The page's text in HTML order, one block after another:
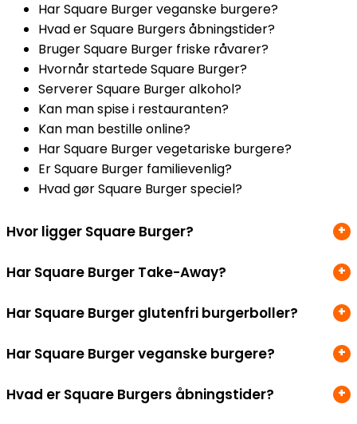
Har Square Burger veganske burgere?
Hvad er Square Burgers åbningstider?
Bruger Square Burger friske råvarer?
Hvornår startede Square Burger?
Serverer Square Burger alkohol?
Kan man spise i restauranten?
Kan man bestille online?
Har Square Burger vegetariske burgere?
Er Square Burger familievenlig?
Hvad gør Square Burger speciel?
Hvor ligger Square Burger?
Har Square Burger Take-Away?
Har Square Burger glutenfri burgerboller?
Har Square Burger veganske burgere?
Hvad er Square Burgers åbningstider?